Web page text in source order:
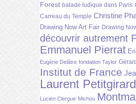
Forest balade ludique dans Paris
Carreau du Temple Christine
Drawing Now Art Fair Drawing
découvrir autrement
Emmanuel Pierrat
Eugène Delâtre fondation Taylor
Institut de France
Laurent Petitgirard
Lucien Clergue Michou